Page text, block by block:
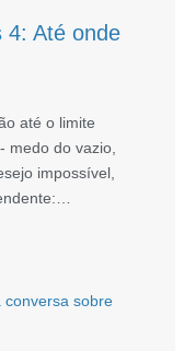
4: Até onde
até o limite
medo do vazio,
impossível,